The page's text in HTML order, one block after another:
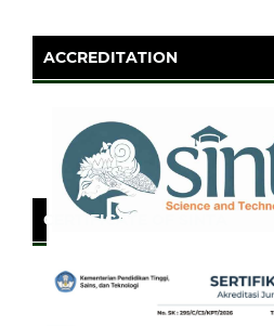
ACCREDITATION
CERTIFICATE OF SINTA